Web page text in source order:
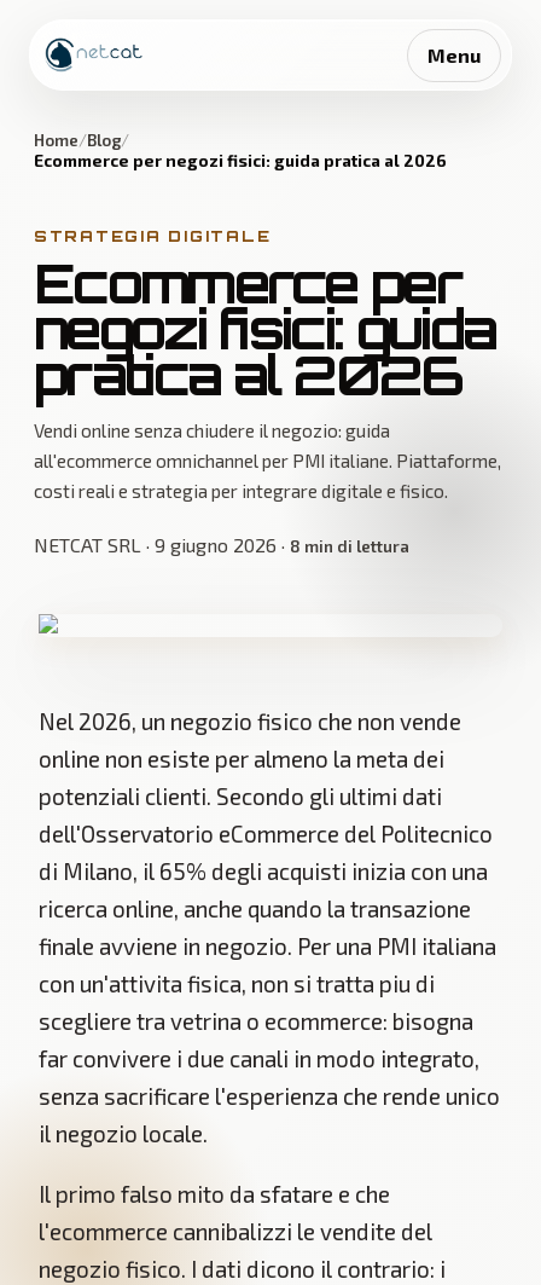
Menu
Home Blog
Ecommerce per negozi fisici: guida pratica al 2026
STRATEGIA DIGITALE
Ecommerce per
negozi fisici: guida
pratica al 2026
Vendi online senza chiudere il negozio: guida
all'ecommerce omnichannel per PMI italiane. Piattaforme,
costi reali e strategia per integrare digitale e fisico.
NETCAT SRL · 9 giugno 2026 · 8 min di lettura
Nel 2026, un negozio fisico che non vende
online non esiste per almeno la meta dei
potenziali clienti. Secondo gli ultimi dati
dell'Osservatorio eCommerce del Politecnico
di Milano, il 65% degli acquisti inizia con una
ricerca online, anche quando la transazione
finale avviene in negozio. Per una PMI italiana
con un'attivita fisica, non si tratta piu di
scegliere tra vetrina o ecommerce: bisogna
far convivere i due canali in modo integrato,
senza sacrificare l'esperienza che rende unico
il negozio locale.
Il primo falso mito da sfatare e che
l'ecommerce cannibalizzi le vendite del
negozio fisico. I dati dicono il contrario: i